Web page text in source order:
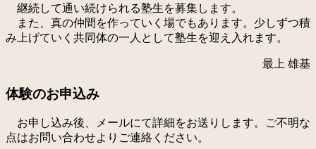
継続して通い続けられる塾生を募集します。
また、真の仲間を作っていく場でもあります。少しずつ積
み上げていく共同体の一人として塾生を迎え入れます。
最上 雄基
体験のお申込み
お申し込み後、メールにて詳細をお送りします。ご不明な
点はお問い合わせよりご連絡ください。